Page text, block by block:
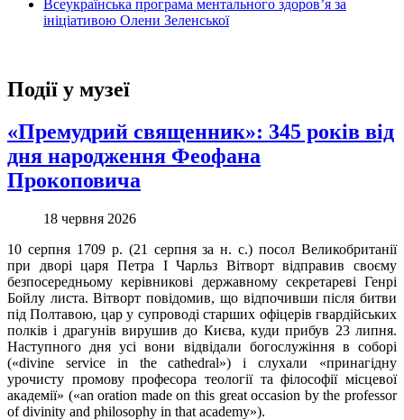
Всеукраїнська програма ментального здоров’я за
ініціативою Олени Зеленської
Події у музеї
«Премудрий священник»: 345 років від
дня народження Феофана
Прокоповича
18 червня 2026
10 серпня 1709 р. (21 серпня за н. с.) посол Великобританії
при дворі царя Петра І Чарльз Вітворт відправив своєму
безпосередньому керівникові державному секретареві Генрі
Бойлу листа. Вітворт повідомив, що відпочивши після битви
під Полтавою, цар у супроводі старших офіцерів гвардійських
полків і драгунів вирушив до Києва, куди прибув 23 липня.
Наступного дня усі вони відвідали богослужіння в соборі
(«divine service in the cathedral») і слухали «принагідну
урочисту промову професора теології та філософії місцевої
академії» («an oration made on this great occasion by the professor
of divinity and philosophy in that academy»).